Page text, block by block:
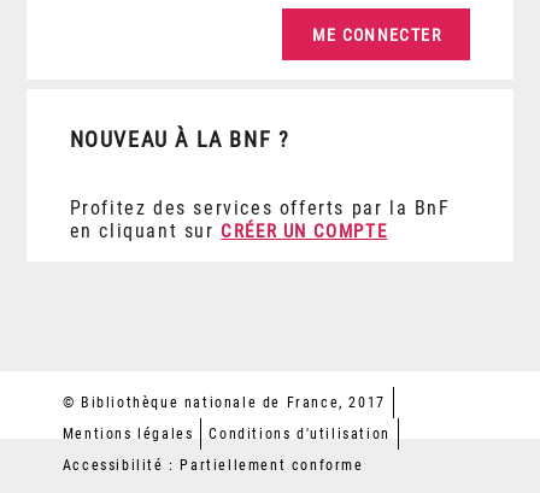
NOUVEAU À LA BNF ?
Profitez des services offerts par la BnF
en cliquant sur CRÉER UN COMPTE
© Bibliothèque nationale de France, 2017
Mentions légales
Conditions d'utilisation
Accessibilité : Partiellement conforme